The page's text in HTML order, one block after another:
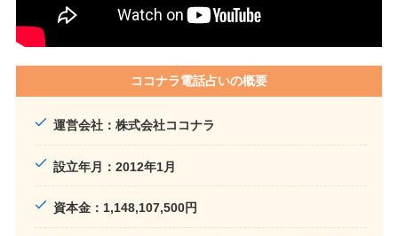
ココナラ電話占いの概要
運営会社：株式会社ココナラ
設立年月：2012年1月
資本金：1,148,107,500円